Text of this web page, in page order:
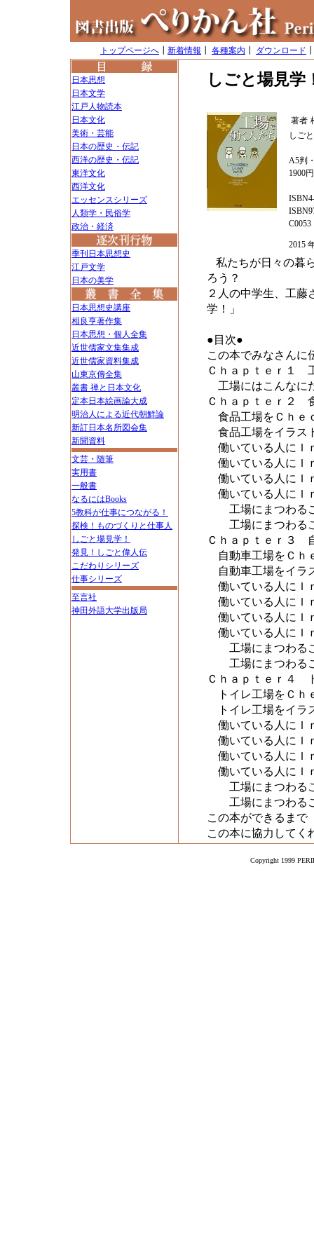
トップページへ 新着情報 各種案内 ダウンロード
日本思想
日本文学
江戸人物読本
日本文化
美術・芸能
日本の歴史・伝記
西洋の歴史・伝記
東洋文化
西洋文化
エッセンスシリーズ
人類学・民俗学
政治・経済
季刊日本思想史
江戸文学
日本の美学
日本思想史講座
相良亨著作集
日本思想・個人全集
近世儒家文集集成
近世儒家資料集成
山東京傳全集
叢書 禅と日本文化
定本日本絵画論大成
明治人による近代朝鮮論
新訂日本名所図会集
新聞資料
文芸・随筆
実用書
一般書
なるにはBooks
5教科が仕事につながる！
探検！ものづくりと仕事人
しごと場見学！
発見！しごと偉人伝
こだわりシリーズ
仕事シリーズ
至言社
神田外語大学出版局
しごと場見
著者
しご
A5判
1900
C0053
2015
私たちが日々の暮
ろう？
２人の中学生、工
学！」
●目次●
この本でみなさんに
Ｃｈａｐｔｅｒ１
工場にはこんなに
Ｃｈａｐｔｅｒ２
食品工場をＣｈｅ
食品工場をイラス
働いている人にＩ
働いている人にＩ
働いている人にＩ
働いている人にＩ
工場にまつわる
工場にまつわる
Ｃｈａｐｔｅｒ３
自動車工場をＣｈ
自動車工場をイラ
働いている人にＩ
働いている人にＩ
働いている人にＩ
働いている人にＩ
工場にまつわる
工場にまつわる
Ｃｈａｐｔｅｒ４
トイレ工場をＣｈ
トイレ工場をイラ
働いている人にＩ
働いている人にＩ
働いている人にＩ
働いている人にＩ
工場にまつわる
工場にまつわる
この本ができるまで
この本に協力してく
Copyright 1999